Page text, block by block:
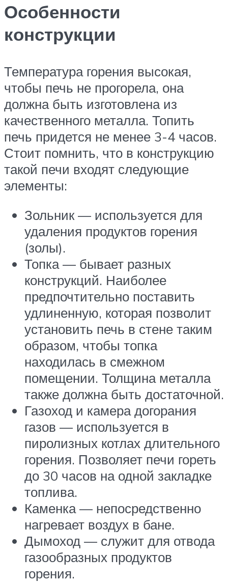
Особенности
конструкции
Температура горения высокая,
чтобы печь не прогорела, она
должна быть изготовлена из
качественного металла. Топить
печь придется не менее 3-4 часов.
Стоит помнить, что в конструкцию
такой печи входят следующие
элементы:
Зольник — используется для
удаления продуктов горения
(золы).
Топка — бывает разных
конструкций. Наиболее
предпочтительно поставить
удлиненную, которая позволит
установить печь в стене таким
образом, чтобы топка
находилась в смежном
помещении. Толщина металла
также должна быть достаточной.
Газоход и камера догорания
газов — используется в
пиролизных котлах длительного
горения. Позволяет печи гореть
до 30 часов на одной закладке
топлива.
Каменка — непосредственно
нагревает воздух в бане.
Дымоход — служит для отвода
газообразных продуктов
горения.